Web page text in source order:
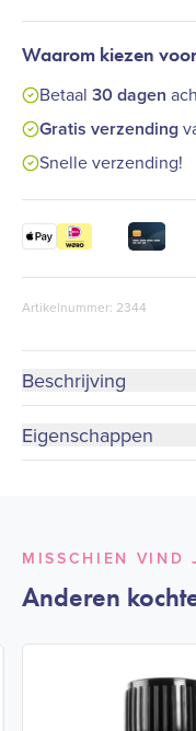
Waarom kiezen
Betaal 30 dagen
Gratis verzending
Snelle verzending!
Artikelnummer: 2344
Beschrijving
Eigenschappen
MISSCHIEN VIND
Anderen